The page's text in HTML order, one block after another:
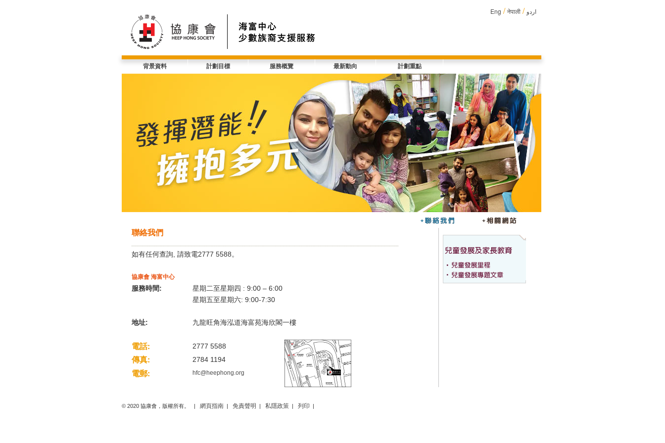
Eng /नेपाली / اردو
背景資料 計劃目標 服務概覽 最新動向 計劃重點
聯絡我們
如有任何查詢, 請致電2777 5588。
協康會 海富中心
服務時間:
星期二至星期四 : 9:00 – 6:00
星期五至星期六: 9:00-7:30
地址: 九龍旺角海泓道海富苑海欣閣一樓
電話: 2777 5588
傳真: 2784 1194
電郵: hfc@heephong.org
© 2020 協康會，版權所有。 | 網頁指南 | 免責聲明 | 私隱政策 | 列印 |